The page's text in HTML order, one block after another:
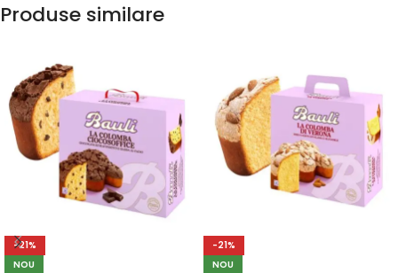
Produse similare
-21%
NOU
-21%
NOU